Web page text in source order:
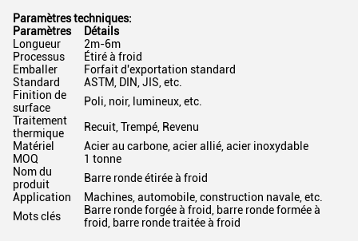
Paramètres techniques:
Paramètres
Détails
Longueur
2m-6m
Processus
Étiré à froid
Emballer
Forfait d'exportation standard
Standard
ASTM, DIN, JIS, etc.
Finition de
surface
Poli, noir, lumineux, etc.
Traitement
thermique
Recuit, Trempé, Revenu
Matériel
Acier au carbone, acier allié, acier inoxydable
MOQ
1 tonne
Nom du
produit
Barre ronde étirée à froid
Application
Machines, automobile, construction navale, etc.
Mots clés
Barre ronde forgée à froid, barre ronde formée à
froid, barre ronde traitée à froid